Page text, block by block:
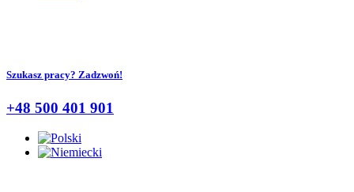
Szukasz pracy? Zadzwoń!
+48 500 401 901